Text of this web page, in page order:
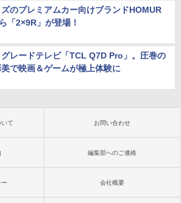
ズのプレミアムカー向けブランドHOMUR
「2×9R」が登場！
レードテレビ「TCL Q7D Pro」。圧巻の
で映画＆ゲームが極上体験に
て お問い合わせ
編集部へのご連絡
会社概要